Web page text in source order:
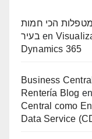
הכי חמות
בעיר en
Dynamics 365
Business
Rentería Blog en
Central como
Data Service